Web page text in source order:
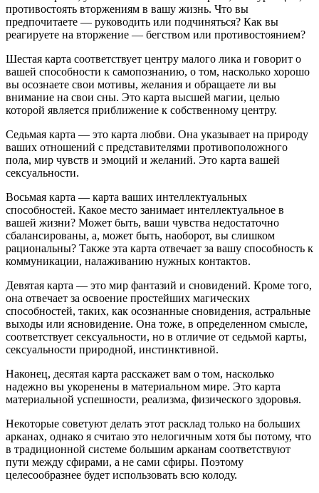
противостоять вторжениям в вашу жизнь. Что вы
предпочитаете — руководить или подчиняться? Как вы
реагируете на вторжение — бегством или противостоянием?
Шестая карта соответствует центру малого лика и говорит о
вашей способности к самопознанию, о том, насколько хорошо
вы осознаете свои мотивы, желания и обращаете ли вы
внимание на свои сны. Это карта высшей магии, целью
которой является приближение к собственному центру.
Седьмая карта — это карта любви. Она указывает на природу
ваших отношений с представителями противоположного
пола, мир чувств и эмоций и желаний. Это карта вашей
сексуальности.
Восьмая карта — карта ваших интеллектуальных
способностей. Какое место занимает интеллектуальное в
вашей жизни? Может быть, ваши чувства недостаточно
сбалансированы, а, может быть, наоборот, вы слишком
рациональны? Также эта карта отвечает за вашу способность к
коммуникации, налаживанию нужных контактов.
Девятая карта — это мир фантазий и сновидений. Кроме того,
она отвечает за освоение простейших магических
способностей, таких, как осознанные сновидения, астральные
выходы или ясновидение. Она тоже, в определенном смысле,
соответствует сексуальности, но в отличие от седьмой карты,
сексуальности природной, инстинктивной.
Наконец, десятая карта расскажет вам о том, насколько
надежно вы укоренены в материальном мире. Это карта
материальной успешности, реализма, физического здоровья.
Некоторые советуют делать этот расклад только на больших
арканах, однако я считаю это нелогичным хотя бы потому, что
в традиционной системе большим арканам соответствуют
пути между сфирами, а не сами сфиры. Поэтому
целесообразнее будет использовать всю колоду.